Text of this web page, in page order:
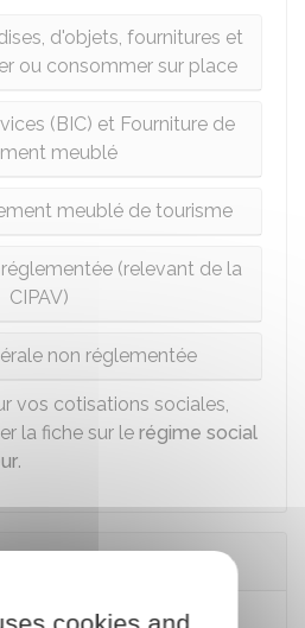
d'objets, fournitures et
ou consommer sur place
(BIC) et Fourniture de
meublé
meublé de tourisme
(relevant de la
CIPAV)
non réglementée
vos cotisations sociales,
la fiche sur le régime social
.
la micro-entreprise
cookies and